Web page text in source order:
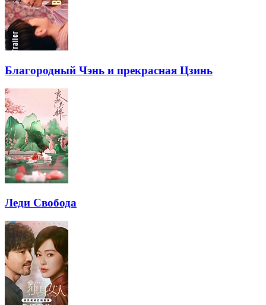
Благородный Чэнь и прекрасная Цзинь
Леди Свобода